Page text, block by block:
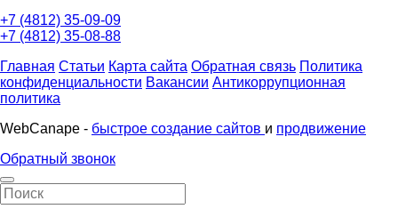
+7 (4812) 35-09-09
+7 (4812) 35-08-88
Главная Статьи Карта сайта Обратная связь Политика
конфиденциальности Вакансии Антикоррупционная
политика
WebCanape - быстрое создание сайтов и продвижение
Обратный звонок